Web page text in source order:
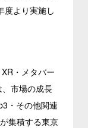
度より実施し
・メタバー
市場の成長
・その他関連
集積する東京